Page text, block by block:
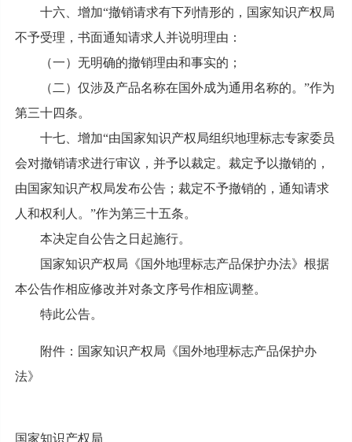
十六、增加“撤销请求有下列情形的，国家知识产权局
不予受理，书面通知请求人并说明理由：
（一）无明确的撤销理由和事实的；
（二）仅涉及产品名称在国外成为通用名称的。”作为
第三十四条。
十七、增加“由国家知识产权局组织地理标志专家委员
会对撤销请求进行审议，并予以裁定。裁定予以撤销的，
由国家知识产权局发布公告；裁定不予撤销的，通知请求
人和权利人。”作为第三十五条。
本决定自公告之日起施行。
国家知识产权局《国外地理标志产品保护办法》根据
本公告作相应修改并对条文序号作相应调整。
特此公告。
附件：国家知识产权局《国外地理标志产品保护办
法》
国家知识产权局